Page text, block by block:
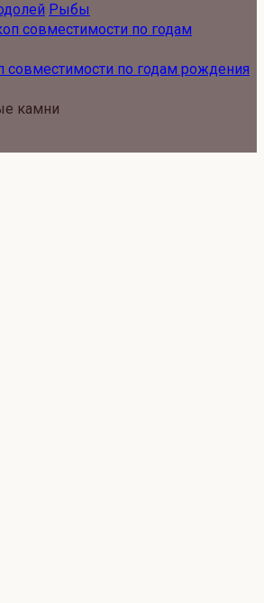
Рыбы
совместимости по годам рождения
камни